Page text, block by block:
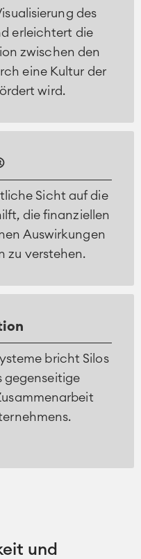
des
erleichtert die
zwischen den
eine Kultur der
wird.
Sicht auf die
die finanziellen
Auswirkungen
zu verstehen.
bricht Silos
gegenseitige
und